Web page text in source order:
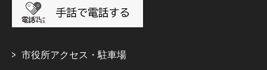
市役所アクセス・駐車場